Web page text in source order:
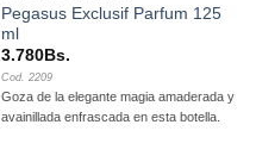
Pegasus Exclusif Parfum 125
ml
3.780Bs.
Cod. 2209
Goza de la elegante magia amaderada y
avainillada enfrascada en esta botella.